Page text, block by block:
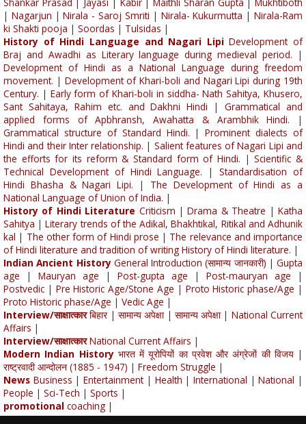
Shankar Prasad | Jayasi | Kabir|Maithli Sharan Gupta |Mukhtiboth
| Nagarjun |Nirala - Saroj Smriti | Nirala- Kukurmutta |Nirala-Ram
ki Shakti pooja | Soordas | Tulsidas |
History of Hindi Language and Nagari Lipi Development of
Braj and Awadhi as Literary language during medieval period. |
Development of Hindi as a National Language during freedom
movement. | Development of Khari-boli and Nagari Lipi during 19th
Century. | Early form of Khari-boli in siddha- Nath Sahitya, Khusero,
Sant Sahitaya, Rahim etc. and Dakhni Hindi |Grammatical and
applied forms of Apbhransh, Awahatta & Arambhik Hindi. |
Grammatical structure of Standard Hindi. |Prominent dialects of
Hindi and their Inter relationship. | Salient features of Nagari Lipi and
the efforts for its reform & Standard form of Hindi. |Scientific &
Technical Development of Hindi Language. |Standardisation of
Hindi Bhasha & Nagari Lipi. | The Development of Hindi as a
National Language of Union of India. |
History of Hindi Literature Criticism |Drama & Theatre |Katha
Sahitya |Literary trends of the Adikal, Bhakhtikal, Ritikal and Adhunik
kal | The other form of Hindi prose | The relevance and importance
of Hindi literature and tradition of writing History of Hindi literature. |
Indian Ancient History General Introduction (सामान्य जानकारी) | Gupta
age | Mauryan age | Post-gupta age | Post-mauryan age |
Postvedic | Pre Historic Age/Stone Age | Proto Historic phase/Age |
Proto Historic phase/Age | Vedic Age |
Interview/साक्षात्कार बिहार | सामान्य अपेक्षा | सामान्य अपेक्षा | National Current
Affairs |
Interview/साक्षात्कार National Current Affairs |
Modern Indian History भारत में यूरोपियों का प्रवेश और अंग्रेजों की विजय|
राष्ट्रवादी आन्दोलन (1885 - 1947) | Freedom Struggle |
News Business |Entertainment| Health | International |National |
People | Sci-Tech | Sports |
promotional coaching |